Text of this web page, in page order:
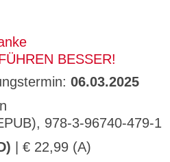
BESSER!
06.03.2025
978-3-96740-479-1
| € 22,99 (A)